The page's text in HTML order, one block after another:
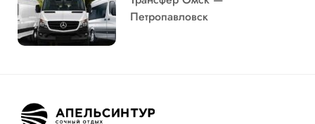
Петропавловск